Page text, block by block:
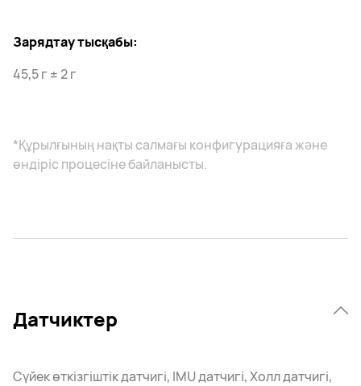
Зарядтау тысқабы:
45,5 г ± 2 г
*Құрылғының нақты салмағы конфигурацияға және
өндіріс процесіне байланысты.
Датчиктер
Сүйек өткізгіштік датчигі, IMU датчигі, Холл датчигі,